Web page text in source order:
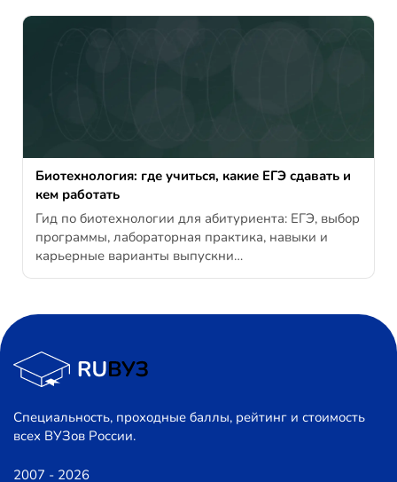
Биотехнология: где учиться, какие ЕГЭ сдавать и
кем работать
Гид по биотехнологии для абитуриента: ЕГЭ, выбор
программы, лабораторная практика, навыки и
карьерные варианты выпускни…
Специальность, проходные баллы, рейтинг и стоимость
всех ВУЗов России.
2007 - 2026